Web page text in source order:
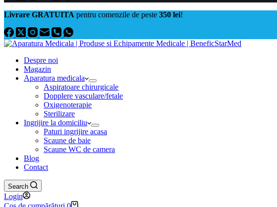
Livrare GRATUITA pentru comenzile de peste 350 lei!
Despre noi
Magazin
Aparatura medicala
Aspiratoare chirurgicale
Dopplere vasculare/fetale
Oxigenoterapie
Sterilizare
Ingrijire la domiciliu
Paturi ingrijire acasa
Scaune de baie
Scaune WC de camera
Blog
Contact
Search
Login